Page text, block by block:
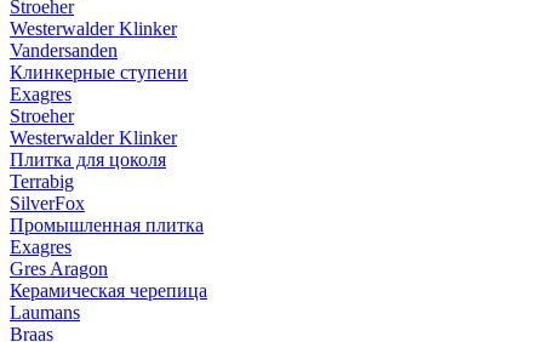
Stroeher
Westerwalder Klinker
Vandersanden
Клинкерные ступени
Exagres
Stroeher
Westerwalder Klinker
Плитка для цоколя
Terrabig
SilverFox
Промышленная плитка
Exagres
Gres Aragon
Керамическая черепица
Laumans
Braas